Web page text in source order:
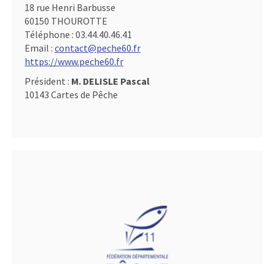
18 rue Henri Barbusse
60150 THOUROTTE
Téléphone : 03.44.40.46.41
Email : contact@peche60.fr
https://www.peche60.fr
Président : M. DELISLE Pascal
10143 Cartes de Pêche